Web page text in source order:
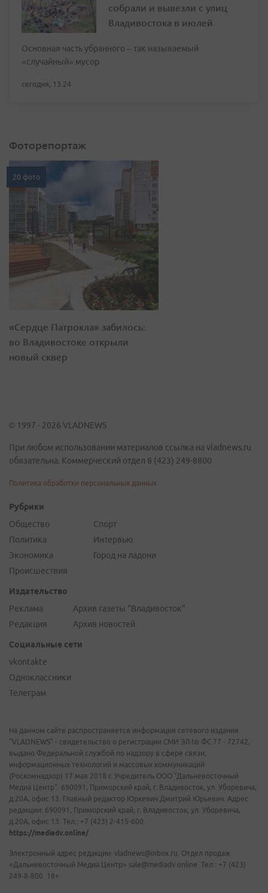
собрали и вывезли с улиц
Владивостока в июлей
Основная часть убранного – так называемый
«случайный» мусор
сегодня, 13:24
Фоторепортаж
20 фото
«Сердце Патрокла» забилось:
во Владивостоке открыли
новый сквер
© 1997 - 2026 VLADNEWS
При любом использовании материалов ссылка на vladnews.ru
обязательна. Коммерческий отдел 8 (423) 249-8800
Политика обработки персональных данных
Рубрики
Общество
Политика
Экономика
Происшествия
Спорт
Интервью
Город на ладони
Издательство
Реклама
Редакция
Архив газеты "Владивосток"
Архив новостей
Социальные сети
vkontakte
Одноклассники
Телеграм
На данном сайте распространяется информация сетевого издания
"VLADNEWS" - свидетельство о регистрации СМИ ЭЛ № ФС 77 - 72742,
выдано Федеральной службой по надзору в сфере связи,
информационных технологий и массовых коммуникаций
(Роскомнадзор) 17 мая 2018 г. Учредитель ООО "Дальневосточный
Медиа Центр". 690091, Приморский край, г. Владивосток, ул. Уборевича,
д.20А, офис 13. Главный редактор Юркевич Дмитрий Юрьевич. Адрес
редакции: 690091, Приморский край, г. Владивосток, ул. Уборевича,
д.20А, офис 13. Тел.: +7 (423) 2-415-600.
https://mediadv.online/
Электронный адрес редакции: vladnews@inbox.ru. Отдел продаж
«Дальневосточный Медиа Центр» sale@mediadv.online. Тел.: +7 (423)
249-8-800. 18+